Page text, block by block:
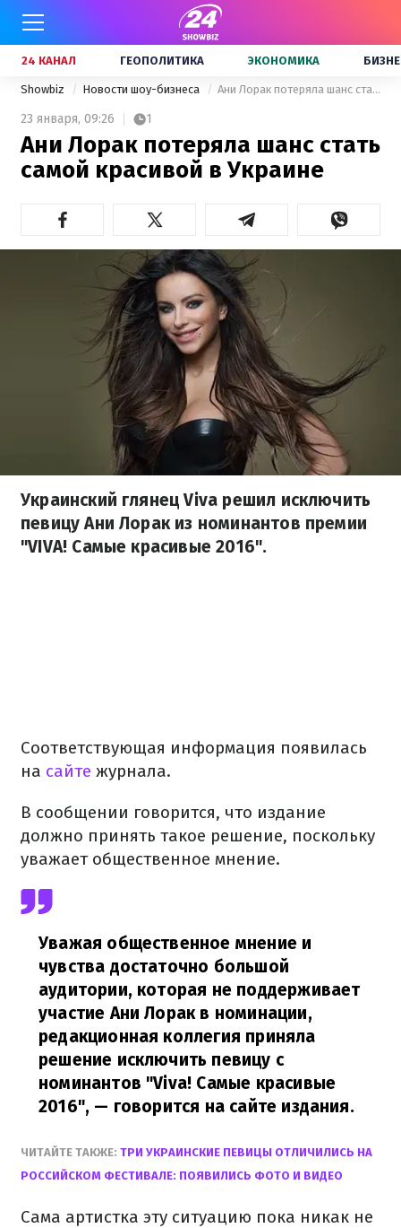
24 КАНАЛ ГЕОПОЛИТИКА ЭКОНОМИКА
Showbiz Новости шоу-бизнеса Ани Лорак потеряла шанс стать самой красивой в Украине
23 января, 09:26 1
Ани Лорак потеряла шанс стать
самой красивой в Украине
Украинский глянец Viva решил исключить
певицу Ани Лорак из номинантов премии
"VIVA! Самые красивые 2016".
Соответствующая информация появилась
на сайте журнала.
В сообщении говорится, что издание
должно принять такое решение, поскольку
уважает общественное мнение.
Уважая общественное мнение и
чувства достаточно большой
аудитории, которая не поддерживает
участие Ани Лорак в номинации,
редакционная коллегия приняла
решение исключить певицу с
номинантов "Viva! Самые красивые
2016", — говорится на сайте издания.
ЧИТАЙТЕ ТАКЖЕ: ТРИ УКРАИНСКИЕ ПЕВИЦЫ ОТЛИЧИЛИСЬ НА
РОССИЙСКОМ ФЕСТИВАЛЕ: ПОЯВИЛИСЬ ФОТО И ВИДЕО
Сама артистка эту ситуацию пока никак не